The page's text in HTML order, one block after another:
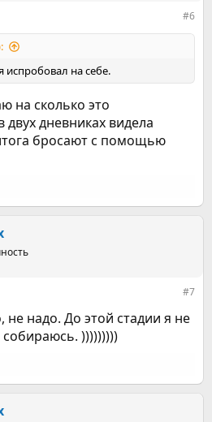
#6
испробовал на себе.
на сколько это
дневниках видела
бросают с помощью
#7
не надо. До этой стадии я не
)))))))))